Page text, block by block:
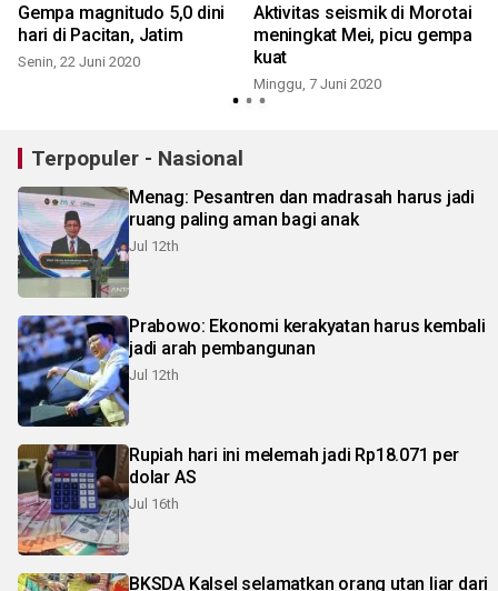
Gempa magnitudo 5,0 dini
hari di Pacitan, Jatim
Senin, 22 Juni 2020
Aktivitas seismik di Morotai
meningkat Mei, picu gempa
kuat
Minggu, 7 Juni 2020
Terpopuler - Nasional
Menag: Pesantren dan madrasah harus jadi
ruang paling aman bagi anak
Jul 12th
Prabowo: Ekonomi kerakyatan harus kembali
jadi arah pembangunan
Jul 12th
Rupiah hari ini melemah jadi Rp18.071 per
dolar AS
Jul 16th
BKSDA Kalsel selamatkan orang utan liar dari